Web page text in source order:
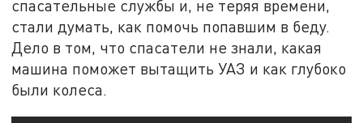
спасательные службы и, не теряя времени,
стали думать, как помочь попавшим в беду.
Дело в том, что спасатели не знали, какая
машина поможет вытащить УАЗ и как глубоко
были колеса.